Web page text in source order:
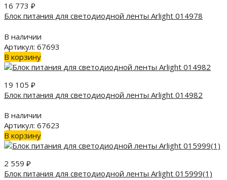
16 773 ₽
Блок питания для светодиодной ленты Arlight 014978
В наличии
Артикул: 67693
В корзину
19 105 ₽
Блок питания для светодиодной ленты Arlight 014982
В наличии
Артикул: 67623
В корзину
2 559 ₽
Блок питания для светодиодной ленты Arlight 015999(1)